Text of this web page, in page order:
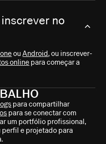
no
ouAndroid, ou inscrever-
online para começar a
para compartilhar
para se conectar com
um portfólio profissional,
perfil e projetado para